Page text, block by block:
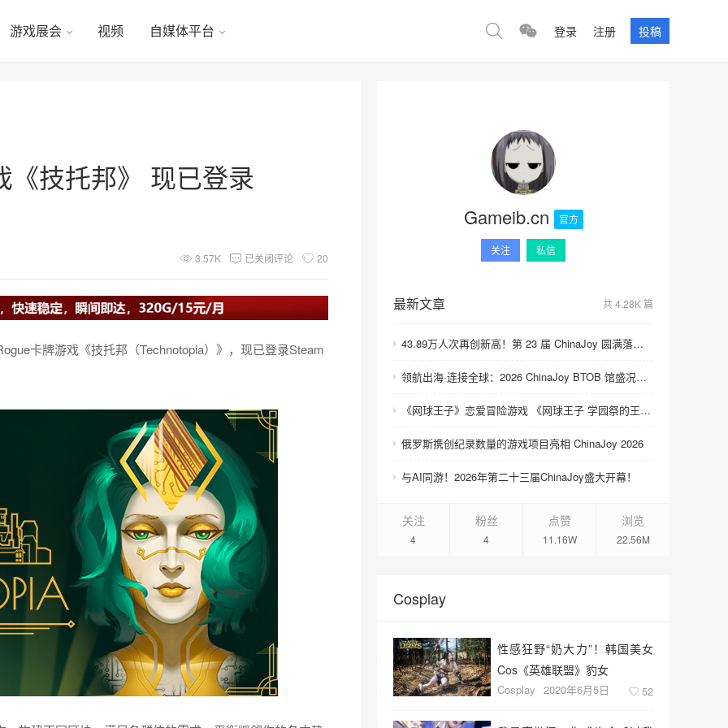
游戏展会 视频 自媒体平台 登录 注册 投稿
技托邦》 现已登录
3.57K 已关闭评论 20
卡牌游戏《技托邦（Technotopia）》，现已登录Steam
Gameib.cn 官方
关注 私信
最新文章 共 4.28K 篇
43.89万人次再创新高！第 23 届 ChinaJoy 圆满落幕：感谢有你，共赴这场“与 AI 同游”的盛夏之约
领航出海·连接全球：2026 ChinaJoy BTOB 馆盛况空前
《网球王子》恋爱冒险游戏 《网球王子 学园祭的王子们 ♡-40 and more…》与《网球王子 心跳求生 Tie break ♡game》发售
俄罗斯携创纪录数量的游戏项目亮相 ChinaJoy 2026
与AI同游！2026年第二十三届ChinaJoy盛大开幕！
关注
4
粉丝
4
点赞
11.16W
浏览
22.56M
Cosplay
性感狂野“奶大力”！韩国美女
Cos《英雄联盟》豹女
Cosplay 2020年6月5日 52